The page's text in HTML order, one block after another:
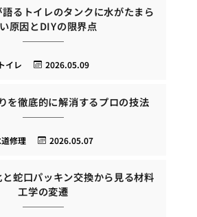
るトイレのタンクに水がたまら
原因とDIYの限界点
2026.05.09
トイレ
を徹底的に解消するプロの技法
2026.05.07
修理
蛇口パッキン交換から見る材料
工学の変遷